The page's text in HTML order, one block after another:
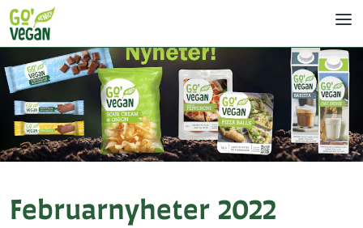
Februarnyheter 2022